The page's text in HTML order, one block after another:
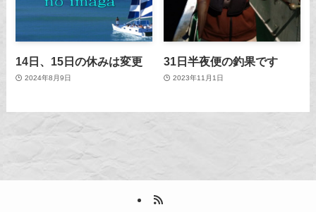
14日、15日の休みは変更
2024年8月9日
31日半夜便の釣果です
2023年11月1日